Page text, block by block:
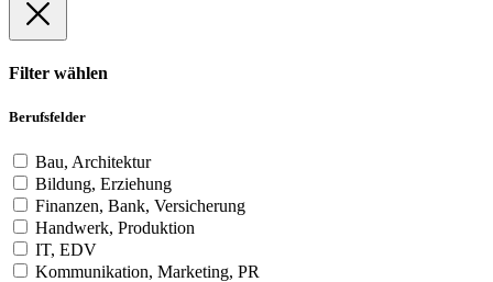
Filter wählen
Berufsfelder
Bau, Architektur
Bildung, Erziehung
Finanzen, Bank, Versicherung
Handwerk, Produktion
IT, EDV
Kommunikation, Marketing, PR